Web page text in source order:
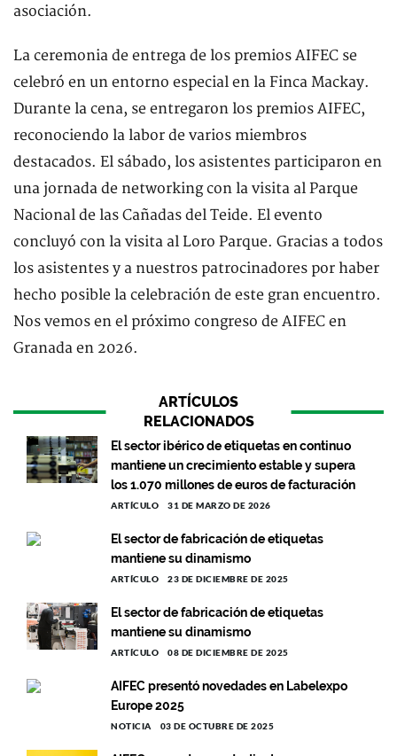
asociación.
La ceremonia de entrega de los premios AIFEC se
celebró en un entorno especial en la Finca Mackay.
Durante la cena, se entregaron los premios AIFEC,
reconociendo la labor de varios miembros
destacados. El sábado, los asistentes participaron en
una jornada de networking con la visita al Parque
Nacional de las Cañadas del Teide. El evento
concluyó con la visita al Loro Parque. Gracias a todos
los asistentes y a nuestros patrocinadores por haber
hecho posible la celebración de este gran encuentro.
Nos vemos en el próximo congreso de AIFEC en
Granada en 2026.
ARTÍCULOS
RELACIONADOS
El sector ibérico de etiquetas en continuo
mantiene un crecimiento estable y supera
los 1.070 millones de euros de facturación
ARTÍCULO 31 DE MARZO DE 2026
El sector de fabricación de etiquetas
mantiene su dinamismo
ARTÍCULO 23 DE DICIEMBRE DE 2025
El sector de fabricación de etiquetas
mantiene su dinamismo
ARTÍCULO 08 DE DICIEMBRE DE 2025
AIFEC presentó novedades en Labelexpo
Europe 2025
NOTICIA 03 DE OCTUBRE DE 2025